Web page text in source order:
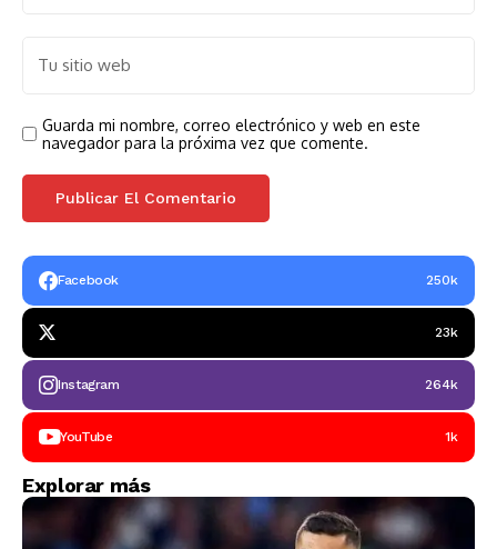
Guarda mi nombre, correo electrónico y web en este
navegador para la próxima vez que comente.
Facebook 250k
23k
Instagram 264k
YouTube 1k
Explorar más